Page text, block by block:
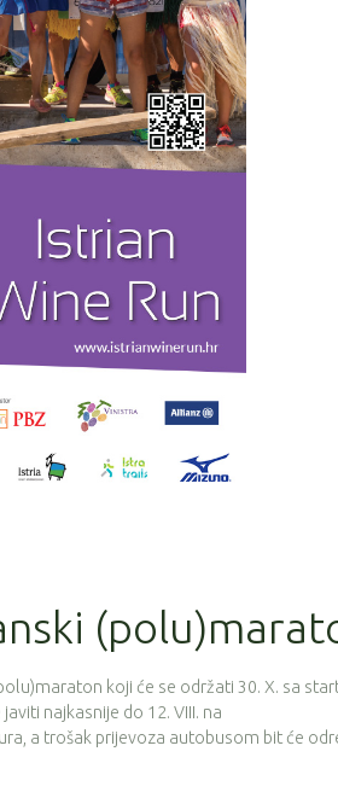
koji će se održati 30. X. sa
najkasnije do 12. VIII. na
a trošak prijevoza autobusom bit će